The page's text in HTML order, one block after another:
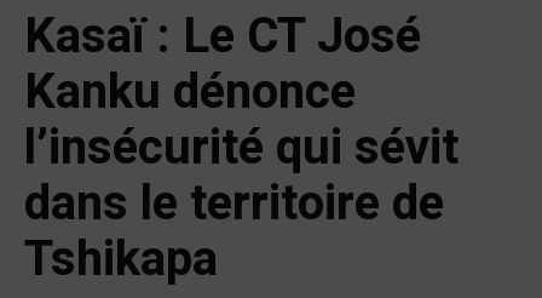
Kasaï : Le CT José
Kanku dénonce
l’insécurité qui sévit
dans le territoire de
Tshikapa